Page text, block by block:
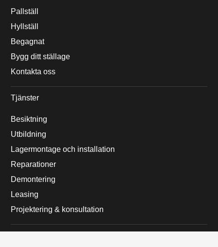
Pallställ
Hyllställ
Begagnat
Bygg ditt ställage
Kontakta oss
Tjänster
Besiktning
Utbildning
Lagermontage och installation
Reparationer
Demontering
Leasing
Projektering & konsultation